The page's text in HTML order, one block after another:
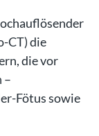
CT) die
die vor
–
Fötus sowie